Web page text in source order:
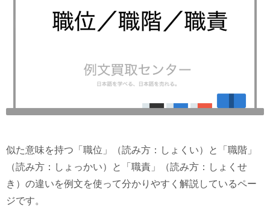
似た意味を持つ「職位」（読み方：しょくい）と「職階」
（読み方：しょっかい）と「職責」（読み方：しょくせ
き）の違いを例文を使って分かりやすく解説しているペー
ジです。